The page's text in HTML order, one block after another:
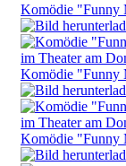
Komödie "Funny
Komödie "Funny
Komödie "Funny